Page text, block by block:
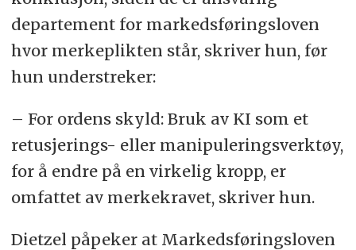
departement for markedsføringsloven
hvor merkeplikten står, skriver hun, før
hun understreker:
– For ordens skyld: Bruk av KI som et
retusjerings- eller manipuleringsverktøy,
for å endre på en virkelig kropp, er
omfattet av merkekravet, skriver hun.
Dietzel påpeker at Markedsføringsloven